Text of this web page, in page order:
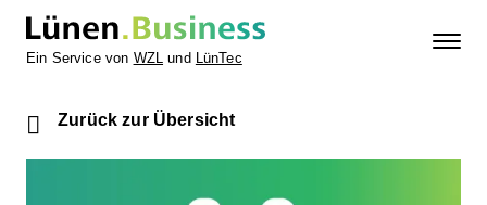
Ein Service von WZL und LünTec
Zurück zur Übersicht